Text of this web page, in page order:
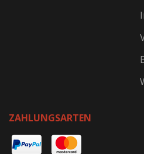
ZAHLUNGSARTEN